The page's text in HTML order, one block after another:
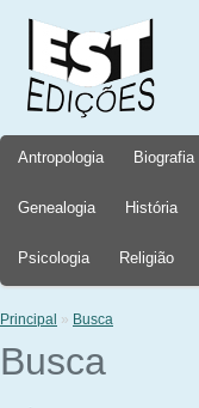
Antropologia Biografia
Genealogia História
Psicologia Religião
Principal » Busca
Busca